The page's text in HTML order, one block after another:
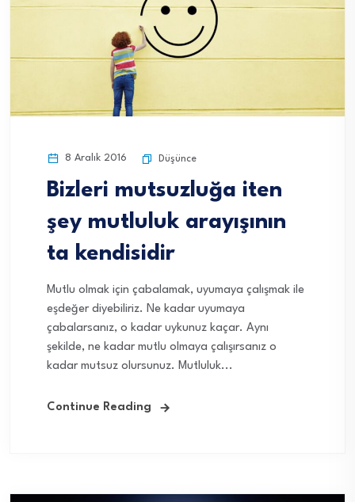
8 Aralık 2016 Düşünce
Bizleri mutsuzluğa iten
şey mutluluk arayışının
ta kendisidir
Mutlu olmak için çabalamak, uyumaya çalışmak ile
eşdeğer diyebiliriz. Ne kadar uyumaya
çabalarsanız, o kadar uykunuz kaçar. Aynı
şekilde, ne kadar mutlu olmaya çalışırsanız o
kadar mutsuz olursunuz. Mutluluk...
Continue Reading